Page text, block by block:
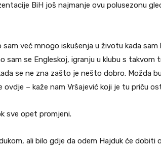
BiH još najmanje ovu polusezonu
već mnogo iskušenja u životu kada sam
sam se Engleskoj, igranju u klubu s takvom
se ne zna zašto je nešto dobro. Možda
ovdje – kaže nam Vršajević koji je tu priču
sve opet promjeni.
ali bilo gdje da odem Hajduk će